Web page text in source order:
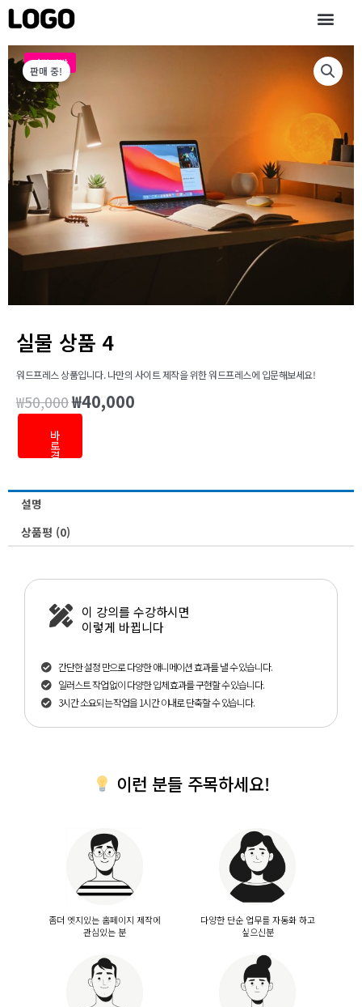
콘
텐
츠
로
너
뛰
기
판매 중!
마감임박
실물 상품 4
워드프레스 상품입니다. 나만의 사이트 제작을 위한 워드프레스에 입문해보세요!
₩50,000원
격:
₩40,000
바
로
결
설명
상품평 (0)
이 강의를 수강하시면
이렇게 바뀝니다
간단한 설정 만으로 다양한 애니메이션 효과를 낼 수 있습니다.
일러스트 작업 없이 다양한 입체 효과를 구현할 수 있습니다.
3시간 소요되는 작업을 1시간 이내로 단축할 수 있습니다.
이런 분들 주목하세요!
좀더 엣지있는 홈페이지 제작에
관심있는 분
다양한 단순 업무를 자동화 하고
싶으신분